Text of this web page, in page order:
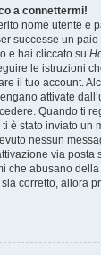
a connettermi!
nome utente e
successe un
e hai cliccato su
le istruzioni
il tuo account.
attivate
Quando ti
è stato inviato un
nessun
via posta
che abusano
corretto, allora